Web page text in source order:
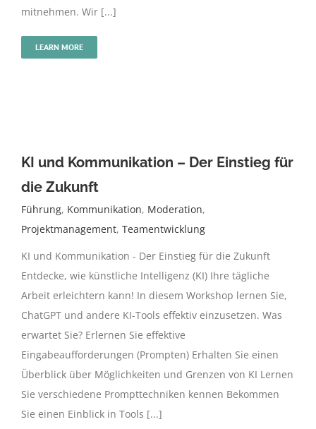
mitnehmen. Wir [...]
LEARN MORE
KI und Kommunikation – Der Einstieg für
die Zukunft
Führung, Kommunikation, Moderation,
Projektmanagement, Teamentwicklung
KI und Kommunikation - Der Einstieg für die Zukunft
Entdecke, wie künstliche Intelligenz (KI) Ihre tägliche
Arbeit erleichtern kann! In diesem Workshop lernen Sie,
ChatGPT und andere KI-Tools effektiv einzusetzen. Was
erwartet Sie? Erlernen Sie effektive
Eingabeaufforderungen (Prompten) Erhalten Sie einen
Überblick über Möglichkeiten und Grenzen von KI Lernen
Sie verschiedene Prompttechniken kennen Bekommen
Sie einen Einblick in Tools [...]